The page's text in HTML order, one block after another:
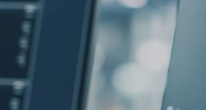
Governance